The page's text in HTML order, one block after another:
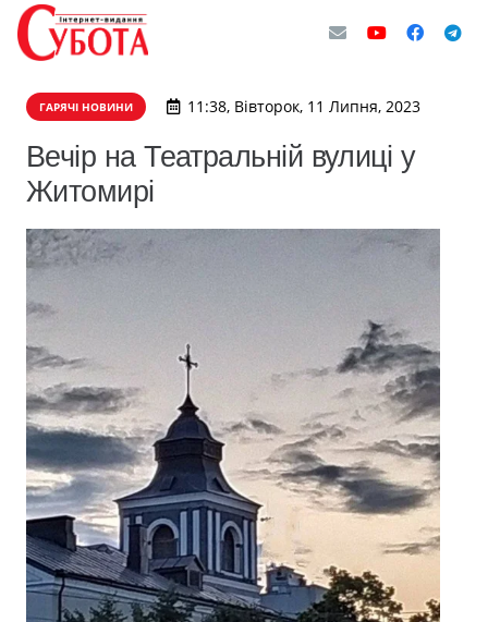
ГАРЯЧІ НОВИНИ 11:38, Вівторок, 11 Липня, 2023
Вечір на Театральній вулиці у
Житомирі